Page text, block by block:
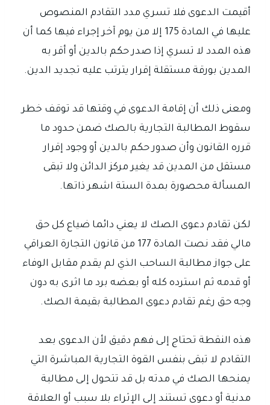
أقيمت الدعوى فلا تسري مدد التقادم المنصوص
عليها في المادة 175 إلا من يوم آخر إجراء فيها كما أن
هذه المدد لا تسري إذا صدر حكم بالدين أو أقر به
المدين بورقة مستقلة إقرار يترتب عليه تجديد الدين.
ومعنى ذلك أن إقامة الدعوى في وقتها قد توقف خطر
سقوط المطالبة التجارية بالصك ضمن حدود ما
قرره القانون وأن صدور حكم بالدين أو وجود إقرار
مستقل من المدين قد يغير مركز الدائن ولا تبقى
المسألة محصورة بمدة الستة اشهر ذاتها.
لكن تقادم دعوى الصك لا يعني دائما ضياع كل حق
مالي فقد نصت المادة 177 من قانون التجارة العراقي
على جواز مطالبة الساحب الذي لم يقدم مقابل الوفاء
أو قدمه ثم استرده كله أو بعضه برد ما اثرى به دون
وجه حق رغم تقادم دعوى المطالبة بقيمة الصك.
هذه النقطة تحتاج إلى فهم دقيق لأن الدعوى بعد
التقادم لا تبقى بنفس القوة التجارية المباشرة التي
يمنحها الصك في مدته بل قد تتحول إلى مطالبة
مدنية أو دعوى تستند إلى الإثراء بلا سبب أو العلاقة